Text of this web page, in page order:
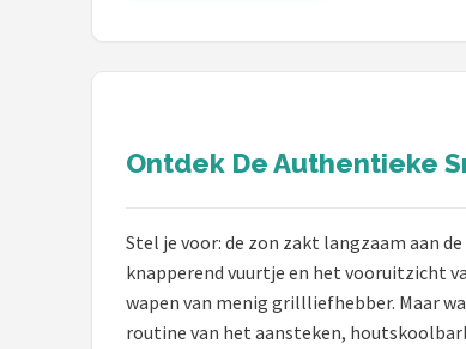
Ontdek De Authentieke
Stel je voor: de zon zakt langzaam aan
knapperend vuurtje en het vooruitzicht
wapen van menig grillliefhebber. Maar
routine van het aansteken,